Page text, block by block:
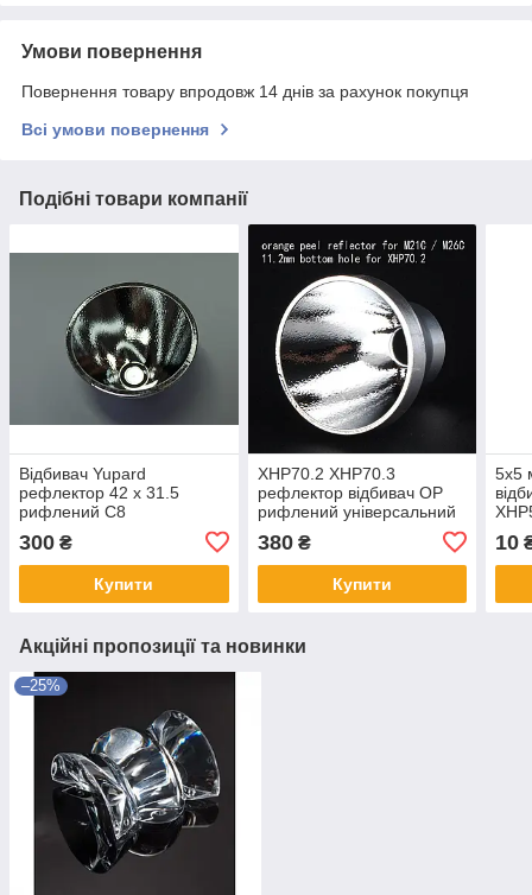
Умови повернення
Повернення товару впродовж 14 днів за рахунок покупця
Всі умови повернення
Подібні товари компанії
Відбивач Yupard
рефлектор 42 х 31.5
рифлений C8
Orange Peel c8+ m21a
300 ₴
Купити
XHP70.2 XHP70.3
рефлектор відбивач OP
рифлений універсальний
380₴
Купити
5x5
10
Акційні пропозиції та новинки
–25%